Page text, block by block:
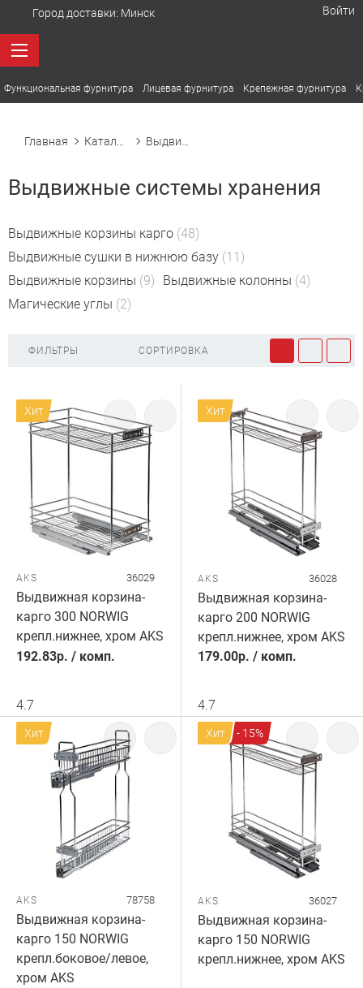
Город доставки: Минск Войти
Функциональная фурнитура Лицевая фурнитура Крепежная фурнитура
Главная
Выдвижные системы хранения
Выдвижные корзины карго (48)
Выдвижные сушки в нижнюю базу (11)
Выдвижные корзины (9) Выдвижные колонны (4)
Магические углы (2)
ФИЛЬТРЫ СОРТИРОВКА
Хит
AKS 36029
Выдвижная корзина-
карго 300 NORWIG
крепл.нижнее, хром AKS
192.83р. / комп.
4.7
Хит
AKS 36028
Выдвижная корзина-
карго 200 NORWIG
крепл.нижнее, хром AKS
179.00р. / комп.
4.7
Хит
AKS 78758
Выдвижная корзина-
карго 150 NORWIG
крепл.боковое/левое,
хром AKS
Хит - 15%
AKS 36027
Выдвижная корзина-
карго 150 NORWIG
крепл.нижнее, хром AKS